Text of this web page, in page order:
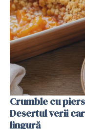
Crumble cu
Desertul verii
lingură